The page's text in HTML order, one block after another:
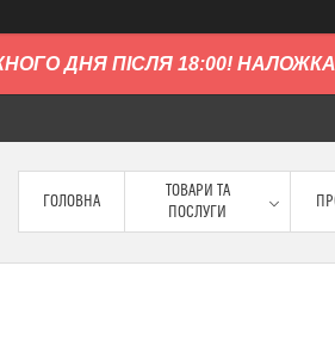
ДНЯ ПІСЛЯ 18:00! НАЛОЖКА
ГОЛОВНА
ТОВАРИ ТА
ПОСЛУГИ